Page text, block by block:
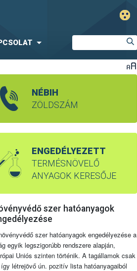
NÉBIH
ZÖLDSZÁM
ENGEDÉLYEZETT
TERMÉSNÖVELŐ
ANYAGOK KERESŐJE
szer hatóanyagok
szer hatóanyagok engedélyezése a
egyik legszigorúbb rendszere alapján,
Uniós szinten történik. A tagállamok csak
létrejövő ún. pozitív lista hatóanyagaiból